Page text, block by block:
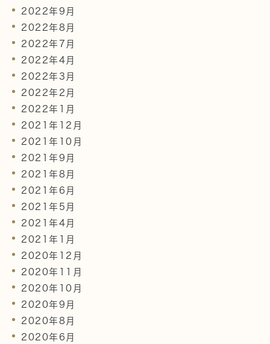
2022年9月
2022年8月
2022年7月
2022年4月
2022年3月
2022年2月
2022年1月
2021年12月
2021年10月
2021年9月
2021年8月
2021年6月
2021年5月
2021年4月
2021年1月
2020年12月
2020年11月
2020年10月
2020年9月
2020年8月
2020年6月